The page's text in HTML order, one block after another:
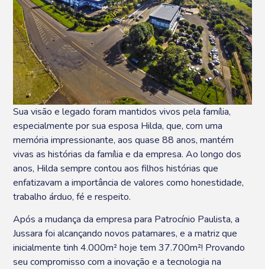
Sua visão e legado foram mantidos vivos pela família,
especialmente por sua esposa Hilda, que, com uma
memória impressionante, aos quase 88 anos, mantém
vivas as histórias da família e da empresa. Ao longo dos
anos, Hilda sempre contou aos filhos histórias que
enfatizavam a importância de valores como honestidade,
trabalho árduo, fé e respeito.
Após a mudança da empresa para Patrocínio Paulista, a
Jussara foi alcançando novos patamares, e a matriz que
inicialmente tinh 4.000m² hoje tem 37.700m²! Provando
seu compromisso com a inovação e a tecnologia na